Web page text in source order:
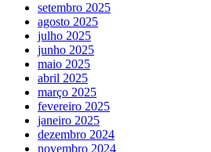
setembro 2025
agosto 2025
julho 2025
junho 2025
maio 2025
abril 2025
março 2025
fevereiro 2025
janeiro 2025
dezembro 2024
novembro 2024